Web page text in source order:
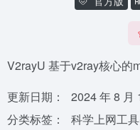
V2rayU 基于v2ray核心的
更新日期：
2024 年 8 月
分类标签：
科学上网工具